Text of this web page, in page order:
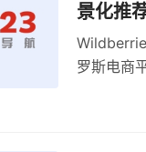
景化推
罗斯电商